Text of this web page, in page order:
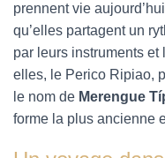
prennent vie
qu’elles partagent un
par leurs instruments et
elles, le Perico Ripiao,
le nom de Merengue
forme la plus ancienne